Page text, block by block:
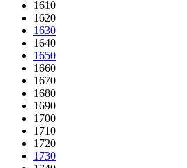
1610
1620
1630
1640
1650
1660
1670
1680
1690
1700
1710
1720
1730